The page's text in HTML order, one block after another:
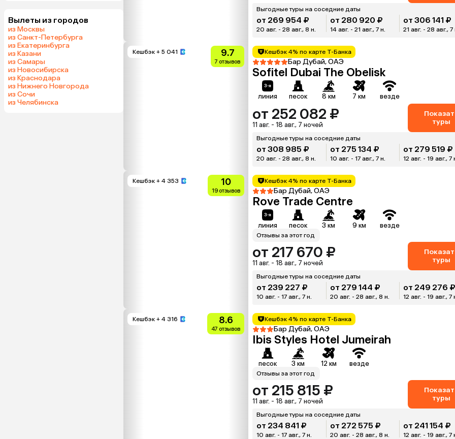
Вылеты из городов
из Москвы
из Санкт-Петербурга
из Екатеринбурга
из Казани
из Самары
из Новосибирска
из Краснодара
из Нижнего Новгорода
из Сочи
из Челябинска
Выгодные туры на соседние даты
от 269 954 ₽
20 авг. - 28 авг., 8 н.
от 280 920 ₽
14 авг. - 21 авг., 7 н.
от 306 141 ₽
21 авг. - 28 авг., 7
Кешбэк + 5 041 9.7
7 отзывов
Кешбэк 4% по карте Т-Банка
Бар Дубай, ОАЭ
Sofitel Dubai The Obelisk
линия песок 8 км 7 км везде
от 252 082 ₽
11 авг. - 18 авг., 7 ночей
туры
Выгодные туры на соседние даты
от 308 985 ₽
20 авг. - 28 авг., 8 н.
от 275 134 ₽
10 авг. - 17 авг., 7 н.
от 279 519 ₽
12 авг. - 19 авг., 7
Кешбэк + 4 353 10
19 отзывов
Кешбэк 4% по карте Т-Банка
Бар Дубай, ОАЭ
Rove Trade Centre
линия песок 3 км 9 км везде
Отзывы за этот год
от 217 670 ₽
11 авг. - 18 авг., 7 ночей
туры
Выгодные туры на соседние даты
от 239 227 ₽
10 авг. - 17 авг., 7 н.
от 279 144 ₽
20 авг. - 28 авг., 8 н.
от 249 276
12 авг. - 19 авг., 7
Кешбэк + 4 316 8.6
47 отзывов
Кешбэк 4% по карте Т-Банка
Бар Дубай, ОАЭ
Ibis Styles Hotel Jumeirah
песок 3 км 12 км везде
Отзывы за этот год
от 215 815 ₽
11 авг. - 18 авг., 7 ночей
туры
Выгодные туры на соседние даты
от 234 841 ₽
10 авг. - 17 авг., 7 н.
от 272 575 ₽
20 авг. - 28 авг., 8 н.
от 241 154 ₽
12 авг. - 19 авг., 7